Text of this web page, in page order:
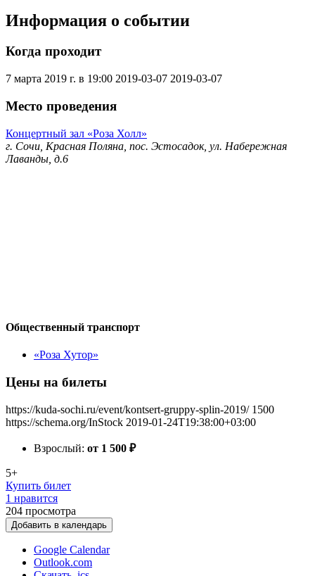
Информация о событии
Когда проходит
7 марта 2019 г. в 19:00 2019-03-07 2019-03-07
Место проведения
Концертный зал «Роза Холл»
г. Сочи, Красная Поляна, пос. Эстосадок, ул. Набережная
Лаванды, д.6
Общественный транспорт
«Роза Хутор»
Цены на билеты
https://kuda-sochi.ru/event/kontsert-gruppy-splin-2019/ 1500
https://schema.org/InStock 2019-01-24T19:38:00+03:00
Взрослый: от 1 500 ₽
5+
Купить билет
1 нравится
204 просмотра
Добавить в календарь
Google Calendar
Outlook.com